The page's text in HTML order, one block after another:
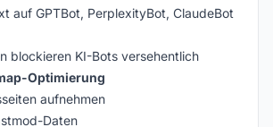
auf GPTBot, PerplexityBot, ClaudeBot
blockieren KI-Bots versehentlich
Optimierung
aufnehmen
Daten